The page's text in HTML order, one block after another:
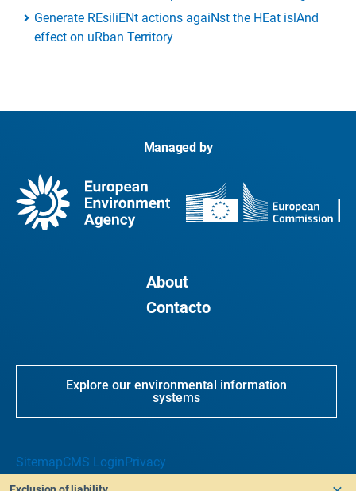
Generate REsiliENt actions agaiNst the HEat islAnd
effect on uRban Territory
Managed by
About
Contacto
Explore our environmental information
systems
SitemapCMS LoginPrivacy